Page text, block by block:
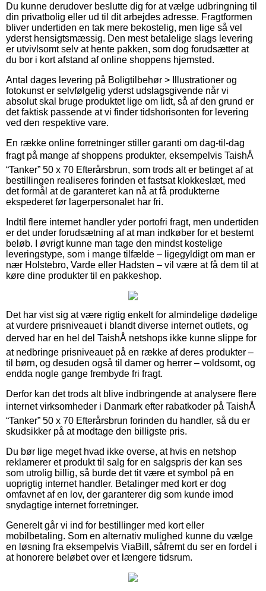
Du kunne derudover beslutte dig for at vælge udbringning til
din privatbolig eller ud til dit arbejdes adresse. Fragtformen
bliver undertiden en tak mere bekostelig, men lige så vel
yderst hensigtsmæssig. Den mest betalelige slags levering
er utvivlsomt selv at hente pakken, som dog forudsætter at
du bor i kort afstand af online shoppens hjemsted.
Antal dages levering på Boligtilbehør > Illustrationer og
fotokunst er selvfølgelig yderst udslagsgivende når vi
absolut skal bruge produktet lige om lidt, så af den grund er
det faktisk passende at vi finder tidshorisonten for levering
ved den respektive vare.
En række online forretninger stiller garanti om dag-til-dag
fragt på mange af shoppens produkter, eksempelvis TaishÅ
“Tanker” 50 x 70 Efterårsbrun, som trods alt er betinget af at
bestillingen realiseres forinden et fastsat klokkeslæt, med
det formål at de garanteret kan nå at få produkterne
ekspederet før lagerpersonalet har fri.
Indtil flere internet handler yder portofri fragt, men undertiden
er det under forudsætning af at man indkøber for et bestemt
beløb. I øvrigt kunne man tage den mindst kostelige
leveringstype, som i mange tilfælde – ligegyldigt om man er
nær Holstebro, Varde eller Hadsten – vil være at få dem til at
køre dine produkter til en pakkeshop.
Det har vist sig at være rigtig enkelt for almindelige dødelige
at vurdere prisniveauet i blandt diverse internet outlets, og
derved har en hel del TaishÅ netshops ikke kunne slippe for
at nedbringe prisniveauet på en række af deres produkter –
til børn, og desuden også til damer og herrer – voldsomt, og
endda nogle gange frembyde fri fragt.
Derfor kan det trods alt blive indbringende at analysere flere
internet virksomheder i Danmark efter rabatkoder på TaishÅ
“Tanker” 50 x 70 Efterårsbrun forinden du handler, så du er
skudsikker på at modtage den billigste pris.
Du bør lige meget hvad ikke overse, at hvis en netshop
reklamerer et produkt til salg for en salgspris der kan ses
som utrolig billig, så burde det tit være et symbol på en
uoprigtig internet handler. Betalinger med kort er dog
omfavnet af en lov, der garanterer dig som kunde imod
snydagtige internet forretninger.
Generelt går vi ind for bestillinger med kort eller
mobilbetaling. Som en alternativ mulighed kunne du vælge
en løsning fra eksempelvis ViaBill, såfremt du ser en fordel i
at honorere beløbet over et længere tidsrum.